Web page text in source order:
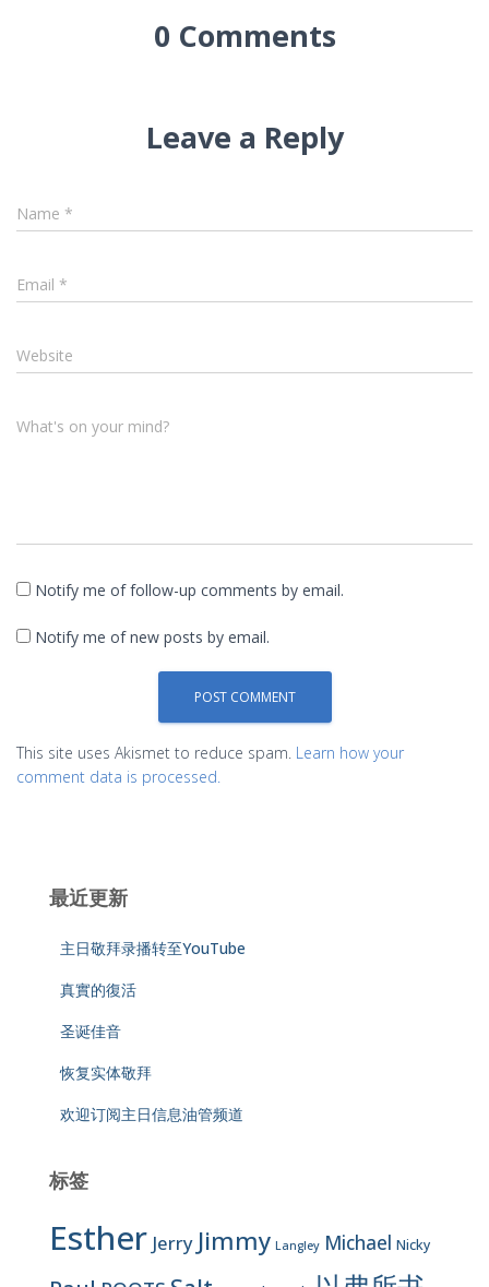
0 Comments
Leave a Reply
Name *
Email *
Website
What's on your mind?
Notify me of follow-up comments by email.
Notify me of new posts by email.
This site uses Akismet to reduce spam. Learn how your
comment data is processed.
最近更新
主日敬拜录播转至YouTube
真實的復活
圣诞佳音
恢复实体敬拜
欢迎订阅主日信息油管频道
标签
Esther Jerry Jimmy Langley Michael Nicky